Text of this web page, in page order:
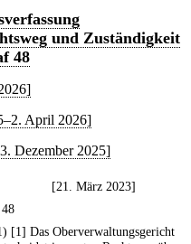
und Zuständigkeit
48
April 2026]
Dezember 2025]
[21. März 2023]
[1] Das Oberverwaltungsgericht